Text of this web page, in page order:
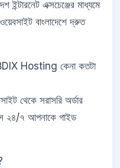
এক্সচেঞ্জের মাধ্যমে
বাংলাদেশে দ্রুত
Hosting কেনা কতটা
থেকে সরাসরি অর্ডার
২৪/৭ আপনাকে গাইড